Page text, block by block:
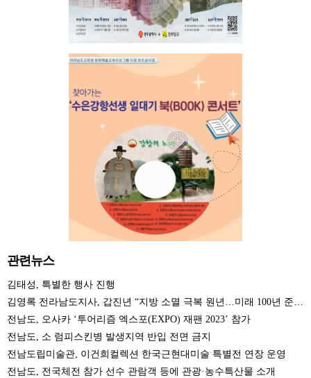
관련뉴스
김태성, 특별한 행사 진행
김영록 전라남도지사, 갑진년 “지방 소멸 극복 원년…미래 100년 준비” 시무식
전남도, 오사카 ‘투어리즘 엑스포(EXPO) 재팬 2023’ 참가
전남도, 소 럼피스킨병 발생지역 반입 전면 금지
전남도립미술관, 이건희컬렉션 한국근현대미술 특별전 연장 운영
전남도, 전국체전 참가 선수 관람객 등에 관광·농수특산물 소개